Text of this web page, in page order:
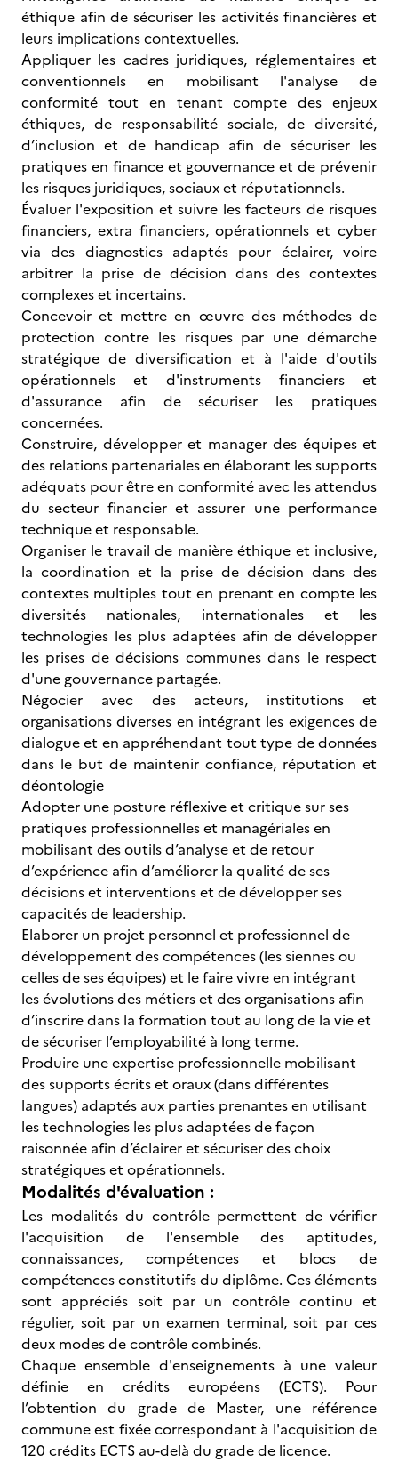
éthique afin de sécuriser les activités financières et
leurs implications contextuelles.
Appliquer les cadres juridiques, réglementaires et
conventionnels en mobilisant l'analyse de
conformité tout en tenant compte des enjeux
éthiques, de responsabilité sociale, de diversité,
d’inclusion et de handicap afin de sécuriser les
pratiques en finance et gouvernance et de prévenir
les risques juridiques, sociaux et réputationnels.
Évaluer l'exposition et suivre les facteurs de risques
financiers, extra financiers, opérationnels et cyber
via des diagnostics adaptés pour éclairer, voire
arbitrer la prise de décision dans des contextes
complexes et incertains.
Concevoir et mettre en œuvre des méthodes de
protection contre les risques par une démarche
stratégique de diversification et à l'aide d'outils
opérationnels et d'instruments financiers et
d'assurance afin de sécuriser les pratiques
concernées.
Construire, développer et manager des équipes et
des relations partenariales en élaborant les supports
adéquats pour être en conformité avec les attendus
du secteur financier et assurer une performance
technique et responsable.
Organiser le travail de manière éthique et inclusive,
la coordination et la prise de décision dans des
contextes multiples tout en prenant en compte les
diversités nationales, internationales et les
technologies les plus adaptées afin de développer
les prises de décisions communes dans le respect
d'une gouvernance partagée.
Négocier avec des acteurs, institutions et
organisations diverses en intégrant les exigences de
dialogue et en appréhendant tout type de données
dans le but de maintenir confiance, réputation et
déontologie
Adopter une posture réflexive et critique sur ses
pratiques professionnelles et managériales en
mobilisant des outils d’analyse et de retour
d’expérience afin d’améliorer la qualité de ses
décisions et interventions et de développer ses
capacités de leadership.
Elaborer un projet personnel et professionnel de
développement des compétences (les siennes ou
celles de ses équipes) et le faire vivre en intégrant
les évolutions des métiers et des organisations afin
d’inscrire dans la formation tout au long de la vie et
de sécuriser l’employabilité à long terme.
Produire une expertise professionnelle mobilisant
des supports écrits et oraux (dans différentes
langues) adaptés aux parties prenantes en utilisant
les technologies les plus adaptées de façon
raisonnée afin d’éclairer et sécuriser des choix
stratégiques et opérationnels.
Modalités d'évaluation :
Les modalités du contrôle permettent de vérifier
l'acquisition de l'ensemble des aptitudes,
connaissances, compétences et blocs de
compétences constitutifs du diplôme. Ces éléments
sont appréciés soit par un contrôle continu et
régulier, soit par un examen terminal, soit par ces
deux modes de contrôle combinés.
Chaque ensemble d'enseignements à une valeur
définie en crédits européens (ECTS). Pour
l’obtention du grade de Master, une référence
commune est fixée correspondant à l'acquisition de
120 crédits ECTS au-delà du grade de licence.